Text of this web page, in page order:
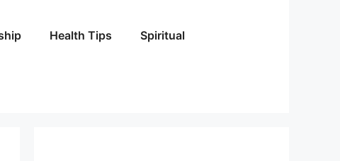
Health Tips Spiritual